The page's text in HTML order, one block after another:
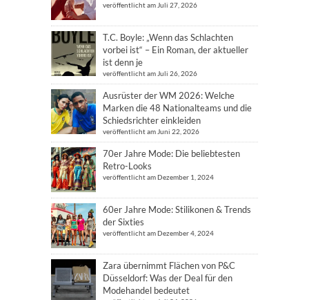
veröffentlicht am Juli 27, 2026
T.C. Boyle: „Wenn das Schlachten
vorbei ist“ – Ein Roman, der aktueller
ist denn je
veröffentlicht am Juli 26, 2026
Ausrüster der WM 2026: Welche
Marken die 48 Nationalteams und die
Schiedsrichter einkleiden
veröffentlicht am Juni 22, 2026
70er Jahre Mode: Die beliebtesten
Retro-Looks
veröffentlicht am Dezember 1, 2024
60er Jahre Mode: Stilikonen & Trends
der Sixties
veröffentlicht am Dezember 4, 2024
Zara übernimmt Flächen von P&C
Düsseldorf: Was der Deal für den
Modehandel bedeutet